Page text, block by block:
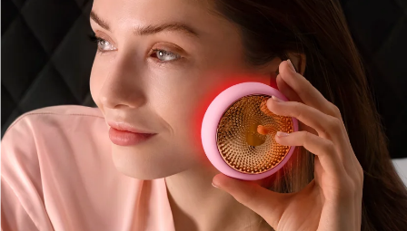
Kullanici profi̇li̇
Cihazlarım
Siparişlerim
Adresim
Aboneliklerim
FAQ™ Pure Beauty-Tech Elixir
BREAKING NEWS
issa™ Teeth Whitening Set
Dil Seçimi
Deutsch
Español
Français
Italiano
Português
Polski
Svenska
Русский
Türkçe
简体中文 繁體中文